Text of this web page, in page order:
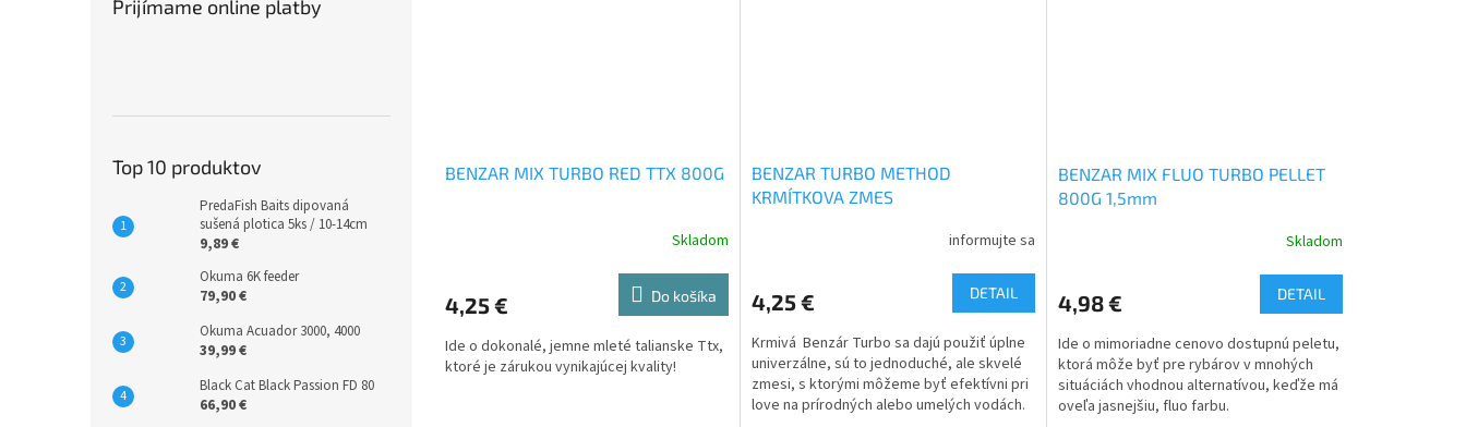
Prijímame online platby
Top 10 produktov
PredaFish Baits dipovaná
sušená plotica 5ks / 10-14cm
9,89 €
Okuma 6K feeder
79,90 €
Okuma Acuador 3000, 4000
39,99 €
Black Cat Black Passion FD 80
66,90 €
BENZAR MIX TURBO RED TTX 800G
Skladom
4,25 € Do košíka
Ide o dokonalé, jemne mleté ​​talianske Ttx,
ktoré je zárukou vynikajúcej kvality!
BENZAR TURBO METHOD
KRMÍTKOVA ZMES
informujte sa
4,25 € DETAIL
Krmivá Benzár Turbo sa dajú použiť úplne
univerzálne, sú to jednoduché, ale skvelé
zmesi, s ktorými môžeme byť efektívni pri
love na prírodných alebo umelých vodách.
BENZAR MIX FLUO TURBO PELLET
800G 1,5mm
Skladom
4,98 € DETAIL
Ide o mimoriadne cenovo dostupnú peletu,
ktorá môže byť pre rybárov v mnohých
situáciách vhodnou alternatívou, keďže má
oveľa jasnejšiu, fluo farbu.